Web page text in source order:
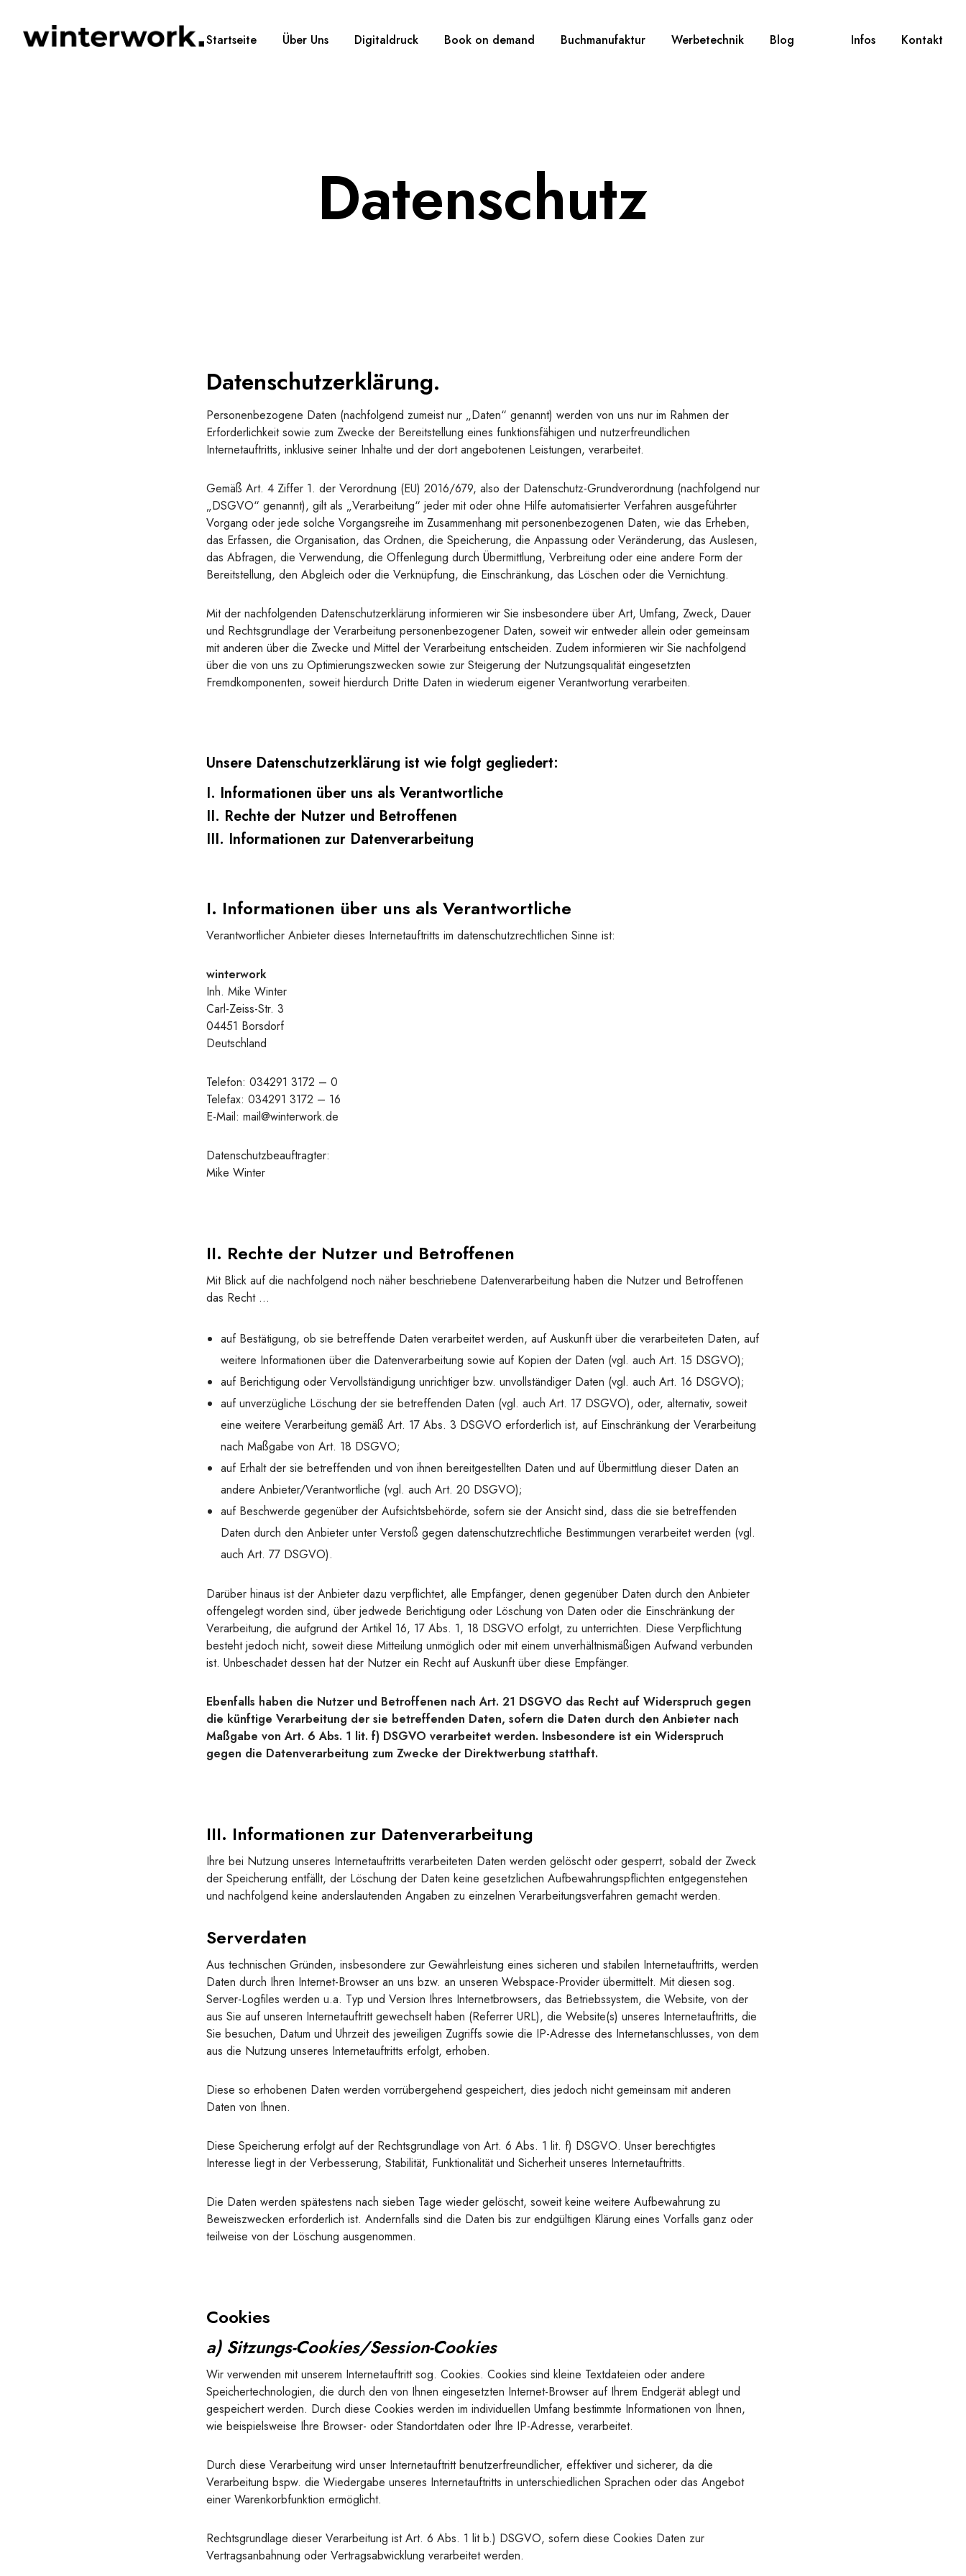
Startseite Über Uns Digitaldruck Book on demand Buchmanufaktur Werbetechnik Blog Infos Kontakt
Datenschutz
Datenschutzerklärung.
Personenbezogene Daten (nachfolgend zumeist nur „Daten“ genannt) werden von uns nur im Rahmen der
Erforderlichkeit sowie zum Zwecke der Bereitstellung eines funktionsfähigen und nutzerfreundlichen
Internetauftritts, inklusive seiner Inhalte und der dort angebotenen Leistungen, verarbeitet.
Gemäß Art. 4 Ziffer 1. der Verordnung (EU) 2016/679, also der Datenschutz-Grundverordnung (nachfolgend nur
„DSGVO“ genannt), gilt als „Verarbeitung“ jeder mit oder ohne Hilfe automatisierter Verfahren ausgeführter
Vorgang oder jede solche Vorgangsreihe im Zusammenhang mit personenbezogenen Daten, wie das Erheben,
das Erfassen, die Organisation, das Ordnen, die Speicherung, die Anpassung oder Veränderung, das Auslesen,
das Abfragen, die Verwendung, die Offenlegung durch Übermittlung, Verbreitung oder eine andere Form der
Bereitstellung, den Abgleich oder die Verknüpfung, die Einschränkung, das Löschen oder die Vernichtung.
Mit der nachfolgenden Datenschutzerklärung informieren wir Sie insbesondere über Art, Umfang, Zweck, Dauer
und Rechtsgrundlage der Verarbeitung personenbezogener Daten, soweit wir entweder allein oder gemeinsam
mit anderen über die Zwecke und Mittel der Verarbeitung entscheiden. Zudem informieren wir Sie nachfolgend
über die von uns zu Optimierungszwecken sowie zur Steigerung der Nutzungsqualität eingesetzten
Fremdkomponenten, soweit hierdurch Dritte Daten in wiederum eigener Verantwortung verarbeiten.
Unsere Datenschutzerklärung ist wie folgt gegliedert:
I. Informationen über uns als Verantwortliche
II. Rechte der Nutzer und Betroffenen
III. Informationen zur Datenverarbeitung
I. Informationen über uns als Verantwortliche
Verantwortlicher Anbieter dieses Internetauftritts im datenschutzrechtlichen Sinne ist:
winterwork
Inh. Mike Winter
Carl-Zeiss-Str. 3
04451 Borsdorf
Deutschland
Telefon: 034291 3172 – 0
Telefax: 034291 3172 – 16
E-Mail: mail@winterwork.de
Datenschutzbeauftragter:
Mike Winter
II. Rechte der Nutzer und Betroffenen
Mit Blick auf die nachfolgend noch näher beschriebene Datenverarbeitung haben die Nutzer und Betroffenen
das Recht …
auf Bestätigung, ob sie betreffende Daten verarbeitet werden, auf Auskunft über die verarbeiteten Daten, auf
weitere Informationen über die Datenverarbeitung sowie auf Kopien der Daten (vgl. auch Art. 15 DSGVO);
auf Berichtigung oder Vervollständigung unrichtiger bzw. unvollständiger Daten (vgl. auch Art. 16 DSGVO);
auf unverzügliche Löschung der sie betreffenden Daten (vgl. auch Art. 17 DSGVO), oder, alternativ, soweit
eine weitere Verarbeitung gemäß Art. 17 Abs. 3 DSGVO erforderlich ist, auf Einschränkung der Verarbeitung
nach Maßgabe von Art. 18 DSGVO;
auf Erhalt der sie betreffenden und von ihnen bereitgestellten Daten und auf Übermittlung dieser Daten an
andere Anbieter/Verantwortliche (vgl. auch Art. 20 DSGVO);
auf Beschwerde gegenüber der Aufsichtsbehörde, sofern sie der Ansicht sind, dass die sie betreffenden
Daten durch den Anbieter unter Verstoß gegen datenschutzrechtliche Bestimmungen verarbeitet werden (vgl.
auch Art. 77 DSGVO).
Darüber hinaus ist der Anbieter dazu verpflichtet, alle Empfänger, denen gegenüber Daten durch den Anbieter
offengelegt worden sind, über jedwede Berichtigung oder Löschung von Daten oder die Einschränkung der
Verarbeitung, die aufgrund der Artikel 16, 17 Abs. 1, 18 DSGVO erfolgt, zu unterrichten. Diese Verpflichtung
besteht jedoch nicht, soweit diese Mitteilung unmöglich oder mit einem unverhältnismäßigen Aufwand verbunden
ist. Unbeschadet dessen hat der Nutzer ein Recht auf Auskunft über diese Empfänger.
Ebenfalls haben die Nutzer und Betroffenen nach Art. 21 DSGVO das Recht auf Widerspruch gegen
die künftige Verarbeitung der sie betreffenden Daten, sofern die Daten durch den Anbieter nach
Maßgabe von Art. 6 Abs. 1 lit. f) DSGVO verarbeitet werden. Insbesondere ist ein Widerspruch
gegen die Datenverarbeitung zum Zwecke der Direktwerbung statthaft.
III. Informationen zur Datenverarbeitung
Ihre bei Nutzung unseres Internetauftritts verarbeiteten Daten werden gelöscht oder gesperrt, sobald der Zweck
der Speicherung entfällt, der Löschung der Daten keine gesetzlichen Aufbewahrungspflichten entgegenstehen
und nachfolgend keine anderslautenden Angaben zu einzelnen Verarbeitungsverfahren gemacht werden.
Serverdaten
Aus technischen Gründen, insbesondere zur Gewährleistung eines sicheren und stabilen Internetauftritts, werden
Daten durch Ihren Internet-Browser an uns bzw. an unseren Webspace-Provider übermittelt. Mit diesen sog.
Server-Logfiles werden u.a. Typ und Version Ihres Internetbrowsers, das Betriebssystem, die Website, von der
aus Sie auf unseren Internetauftritt gewechselt haben (Referrer URL), die Website(s) unseres Internetauftritts, die
Sie besuchen, Datum und Uhrzeit des jeweiligen Zugriffs sowie die IP-Adresse des Internetanschlusses, von dem
aus die Nutzung unseres Internetauftritts erfolgt, erhoben.
Diese so erhobenen Daten werden vorrübergehend gespeichert, dies jedoch nicht gemeinsam mit anderen
Daten von Ihnen.
Diese Speicherung erfolgt auf der Rechtsgrundlage von Art. 6 Abs. 1 lit. f) DSGVO. Unser berechtigtes
Interesse liegt in der Verbesserung, Stabilität, Funktionalität und Sicherheit unseres Internetauftritts.
Die Daten werden spätestens nach sieben Tage wieder gelöscht, soweit keine weitere Aufbewahrung zu
Beweiszwecken erforderlich ist. Andernfalls sind die Daten bis zur endgültigen Klärung eines Vorfalls ganz oder
teilweise von der Löschung ausgenommen.
Cookies
a) Sitzungs-Cookies/Session-Cookies
Wir verwenden mit unserem Internetauftritt sog. Cookies. Cookies sind kleine Textdateien oder andere
Speichertechnologien, die durch den von Ihnen eingesetzten Internet-Browser auf Ihrem Endgerät ablegt und
gespeichert werden. Durch diese Cookies werden im individuellen Umfang bestimmte Informationen von Ihnen,
wie beispielsweise Ihre Browser- oder Standortdaten oder Ihre IP-Adresse, verarbeitet.
Durch diese Verarbeitung wird unser Internetauftritt benutzerfreundlicher, effektiver und sicherer, da die
Verarbeitung bspw. die Wiedergabe unseres Internetauftritts in unterschiedlichen Sprachen oder das Angebot
einer Warenkorbfunktion ermöglicht.
Rechtsgrundlage dieser Verarbeitung ist Art. 6 Abs. 1 lit b.) DSGVO, sofern diese Cookies Daten zur
Vertragsanbahnung oder Vertragsabwicklung verarbeitet werden.